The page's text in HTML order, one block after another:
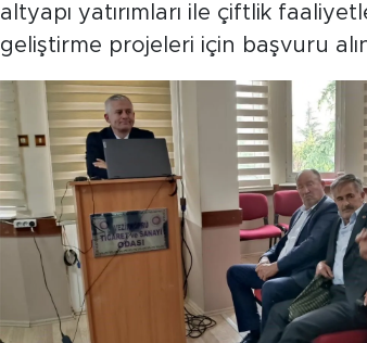
altyapı yatırımları ile çiftlik
geliştirme projeleri için başvuru